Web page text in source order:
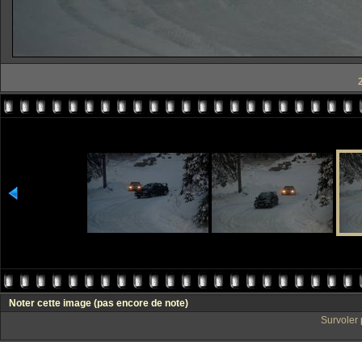
Noter cette image (pas encore de note)
Survoler